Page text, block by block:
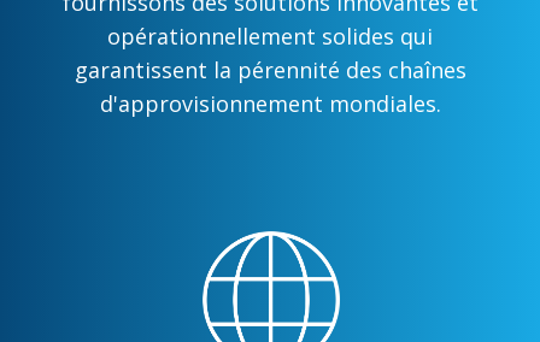
opérationnellement solides qui
garantissent la pérennité des chaînes
d'approvisionnement mondiales.